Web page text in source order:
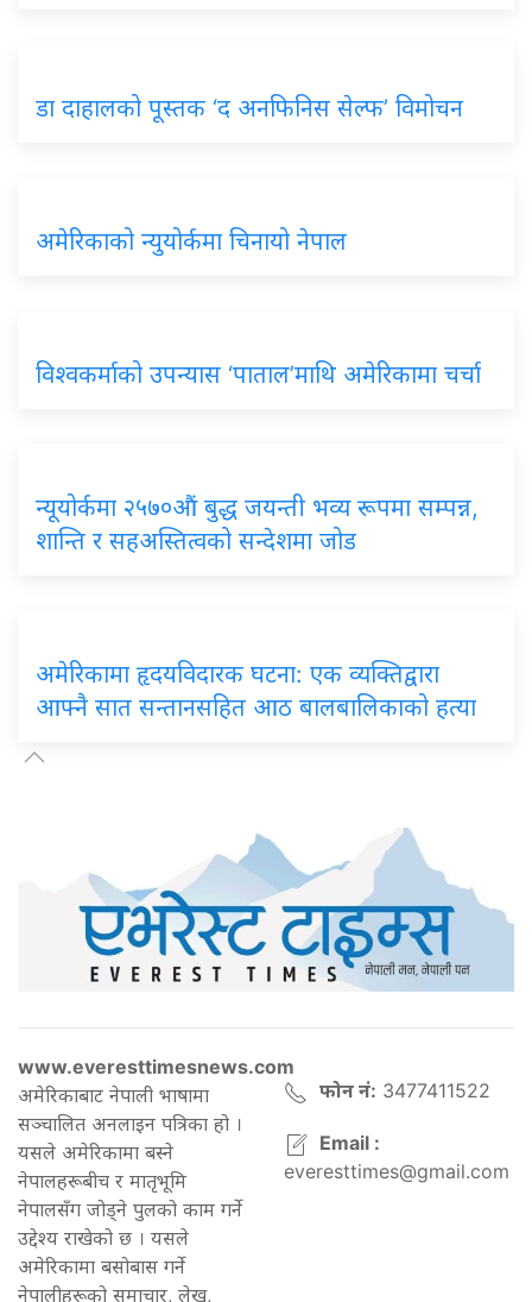
डा दाहालको पूस्तक ‘द अनफिनिस सेल्फ’ विमोचन
अमेरिकाको न्युयोर्कमा चिनायो नेपाल
विश्वकर्माको उपन्यास ‘पाताल’माथि अमेरिकामा चर्चा
न्यूयोर्कमा २५७०औं बुद्ध जयन्ती भव्य रूपमा सम्पन्न,
शान्ति र सहअस्तित्वको सन्देशमा जोड
अमेरिकामा हृदयविदारक घटना: एक व्यक्तिद्वारा
आफ्नै सात सन्तानसहित आठ बालबालिकाको हत्या
www.everesttimesnews.com
अमेरिकाबाट नेपाली भाषामा
सञ्चालित अनलाइन पत्रिका हो ।
यसले अमेरिकामा बस्ने
नेपालहरूबीच र मातृभूमि
नेपालसँग जोड्ने पुलको काम गर्ने
उद्देश्य राखेको छ । यसले
अमेरिकामा बसोबास गर्ने
नेपालीहरूको समाचार, लेख,
फोन नं: 3477411522
Email :
everesttimes@gmail.com